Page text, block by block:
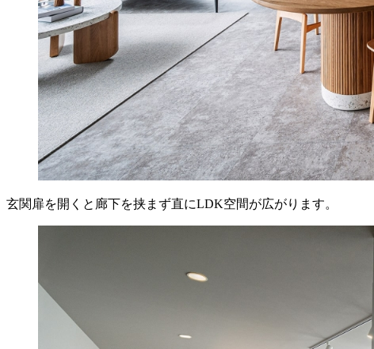
玄関扉を開くと廊下を挟まず直にLDK空間が広がります。